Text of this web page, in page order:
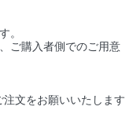
。
ご購入者側でのご用意
文をお願いいたします